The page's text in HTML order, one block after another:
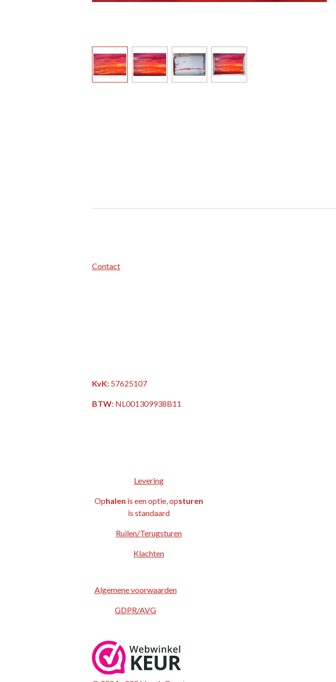
Contact
KvK: 57625107
BTW: NL001309938B11
Levering
Ophalen is een optie, opsturen
is standaard
Ruilen/Terugsturen
Klachten
Algemene voorwaarden
GDPR/AVG